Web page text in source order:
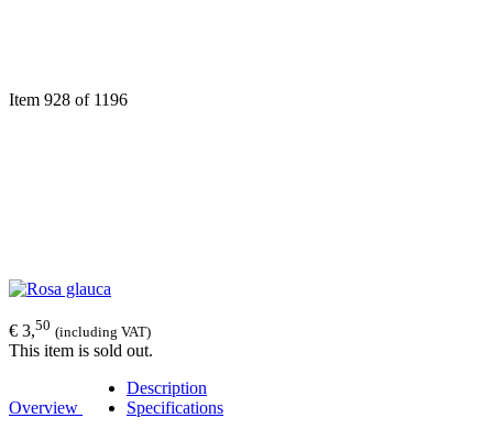
Item 928 of 1196
€ 3,50 (including VAT)
This item is sold out.
Overview
Description
Specifications